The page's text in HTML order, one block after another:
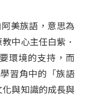
阿美族語，意思為
中心主任白紫．
環境的支持，而
習角中的「族語
與知識的成長與